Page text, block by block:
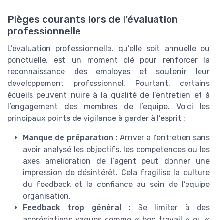
Pièges courants lors de l’évaluation
professionnelle
L’évaluation professionnelle, qu’elle soit annuelle ou
ponctuelle, est un moment clé pour renforcer la
reconnaissance des employes et soutenir leur
developpement professionnel. Pourtant, certains
écueils peuvent nuire à la qualité de l’entretien et à
l’engagement des membres de l’equipe. Voici les
principaux points de vigilance à garder à l’esprit :
Manque de préparation : Arriver à l’entretien sans
avoir analysé les objectifs, les competences ou les
axes amelioration de l’agent peut donner une
impression de désintérêt. Cela fragilise la culture
du feedback et la confiance au sein de l’equipe
organisation.
Feedback trop général : Se limiter à des